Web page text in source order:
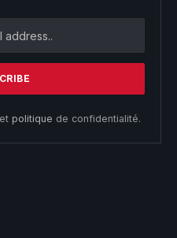
politique de confidentialité.